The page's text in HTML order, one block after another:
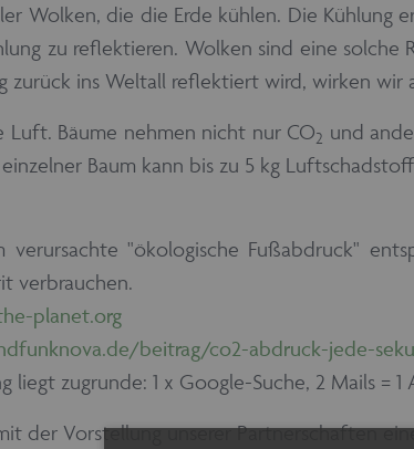
Wolken, die die Erde kühlen. Die
zu reflektieren. Wolken sind eine
zurück ins Weltall reflektiert wird, wirken wir
Luft. Bäume nehmen nicht nur CO2 und
Baum kann bis zu 5 kg
verursachte "ökologische Fußabdruck"
verbrauchen.
planet.org
beitrag/co2-abdruck-jede-
liegt zugrunde: 1 x Google-Suche, 2 Mails =
der Vorstellung unserer Partnerschaften